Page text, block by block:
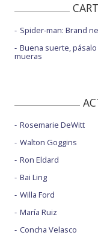
Spider-man: Brand
Buena suerte,
mueras
Rosemarie DeWitt
Walton Goggins
Ron Eldard
Bai Ling
Willa Ford
María Ruiz
Concha Velasco